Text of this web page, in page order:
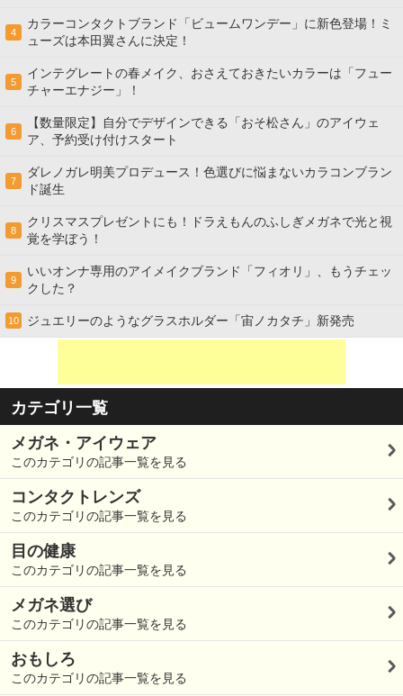
4
カラーコンタクトブランド「ビュームワンデー」に新色登場！ミ
ューズは本田翼さんに決定！
5
インテグレートの春メイク、おさえておきたいカラーは「フュー
チャーエナジー」！
6
【数量限定】自分でデザインできる「おそ松さん」のアイウェ
ア、予約受け付けスタート
7
ダレノガレ明美プロデュース！色選びに悩まないカラコンブラン
ド誕生
8
クリスマスプレゼントにも！ドラえもんのふしぎメガネで光と視
覚を学ぼう！
9
いいオンナ専用のアイメイクブランド「フィオリ」、もうチェッ
クした？
10 ジュエリーのようなグラスホルダー「宙ノカタチ」新発売
カテゴリ一覧
メガネ・アイウェア
このカテゴリの記事一覧を見る
コンタクトレンズ
このカテゴリの記事一覧を見る
目の健康
このカテゴリの記事一覧を見る
メガネ選び
このカテゴリの記事一覧を見る
おもしろ
このカテゴリの記事一覧を見る